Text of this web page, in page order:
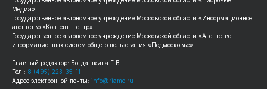
Медиа»
Государственное автономное учреждение Московской области «Информационное
агентство «Контент-Центр»
Государственное автономное учреждение Московской области «Агентство
информационных систем общего пользования «Подмосковье»
Главный редактор: Богдашкина Е.В.
Тел.: 8 (495) 223-35-11
Адрес электронной почты: info@riamo.ru